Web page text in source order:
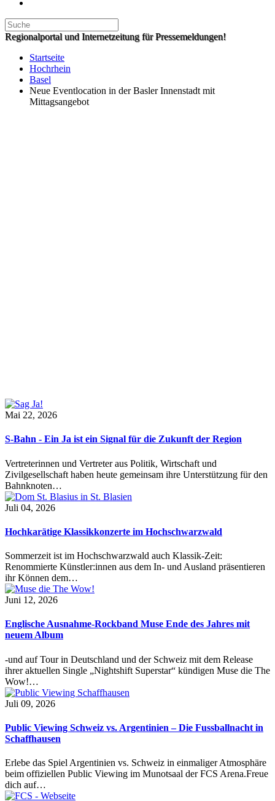
Regionalportal und Internetzeitung für Pressemeldungen!
Startseite
Hochrhein
Basel
Neue Eventlocation in der Basler Innenstadt mit
Mittagsangebot
Mai 22, 2026
S-Bahn - Ein Ja ist ein Signal für die Zukunft der Region
Vertreterinnen und Vertreter aus Politik, Wirtschaft und
Zivilgesellschaft haben heute gemeinsam ihre Unterstützung für den
Bahnknoten…
Juli 04, 2026
Hochkarätige Klassikkonzerte im Hochschwarzwald
Sommerzeit ist im Hochschwarzwald auch Klassik-Zeit:
Renommierte Künstler:innen aus dem In- und Ausland präsentieren
ihr Können dem…
Juni 12, 2026
Englische Ausnahme-Rockband Muse Ende des Jahres mit
neuem Album
-und auf Tour in Deutschland und der Schweiz mit dem Release
ihrer aktuellen Single „Nightshift Superstar“ kündigen Muse die The
Wow!…
Juli 09, 2026
Public Viewing Schweiz vs. Argentinien – Die Fussballnacht in
Schaffhausen
Erlebe das Spiel Argentinien vs. Schweiz in einmaliger Atmosphäre
beim offiziellen Public Viewing im Munotsaal der FCS Arena.Freue
dich auf…